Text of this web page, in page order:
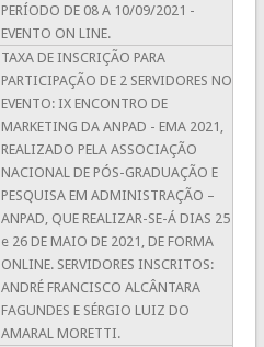
PERÍODO DE 08 A 10/09/2021 -
EVENTO ON LINE.
TAXA DE INSCRIÇÃO PARA
PARTICIPAÇÃO DE 2 SERVIDORES NO
EVENTO: IX ENCONTRO DE
MARKETING DA ANPAD - EMA 2021,
REALIZADO PELA ASSOCIAÇÃO
NACIONAL DE PÓS-GRADUAÇÃO E
PESQUISA EM ADMINISTRAÇÃO –
ANPAD, QUE REALIZAR-SE-Á DIAS 25
e 26 DE MAIO DE 2021, DE FORMA
ONLINE. SERVIDORES INSCRITOS:
ANDRÉ FRANCISCO ALCÂNTARA
FAGUNDES E SÉRGIO LUIZ DO
AMARAL MORETTI.